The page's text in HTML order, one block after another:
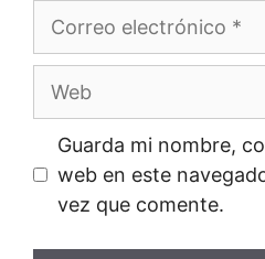
Correo
electrónico
Guarda mi nombre,
web en este
vez que comente.